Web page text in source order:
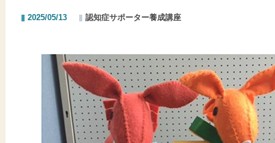
2025/05/13 認知症サポーター養成講座